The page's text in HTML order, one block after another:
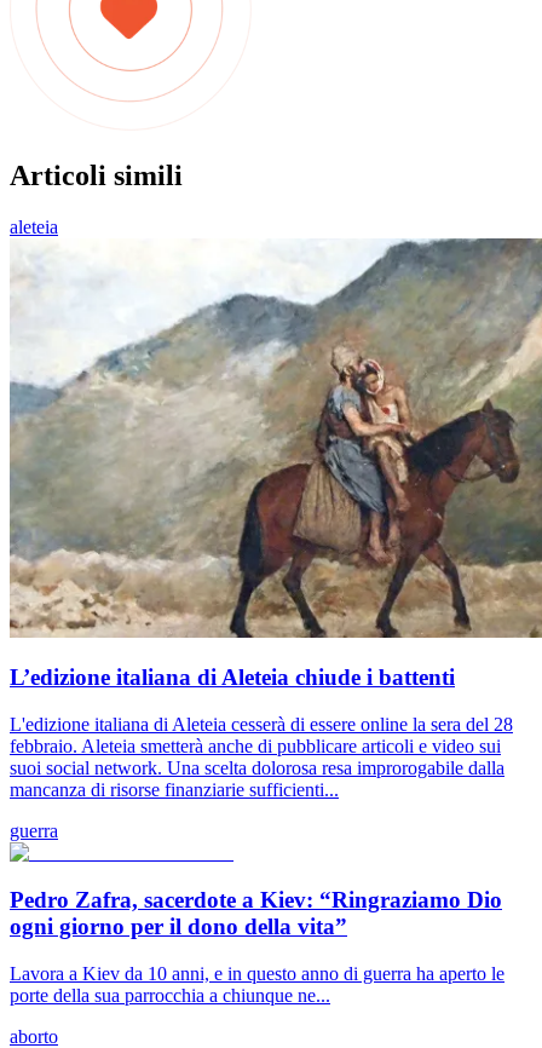
Articoli simili
aleteia
L’edizione italiana di Aleteia chiude i battenti
L'edizione italiana di Aleteia cesserà di essere online la sera del 28
febbraio. Aleteia smetterà anche di pubblicare articoli e video sui
suoi social network. Una scelta dolorosa resa improrogabile dalla
mancanza di risorse finanziarie sufficienti...
guerra
Pedro Zafra, sacerdote a Kiev: “Ringraziamo Dio
ogni giorno per il dono della vita”
Lavora a Kiev da 10 anni, e in questo anno di guerra ha aperto le
porte della sua parrocchia a chiunque ne...
aborto